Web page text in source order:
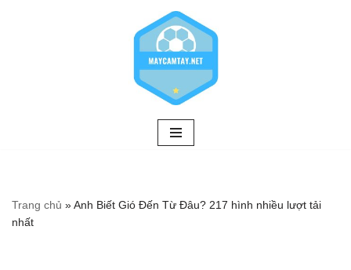
Trang chủ »Anh Biết Gió Đến Từ Đâu? 217 hình nhiều lượt tải
nhất